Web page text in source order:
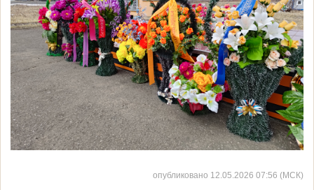
опубликовано 12.05.2026 07:56 (МСК)